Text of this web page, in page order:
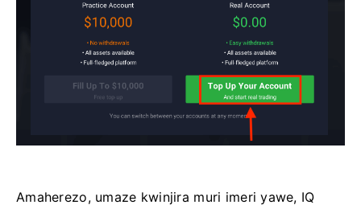
Amaherezo, umaze kwinjira muri imeri yawe, IQ